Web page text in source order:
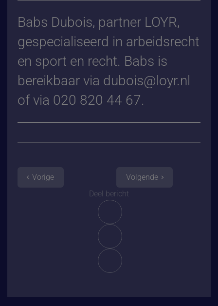
Babs Dubois, partner LOYR,
gespecialiseerd in arbeidsrecht
en sport en recht. Babs is
bereikbaar via dubois@loyr.nl
of via 020 820 44 67.
Vorige
Deel bericht
Volgende